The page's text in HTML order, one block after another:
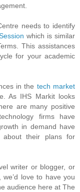
needs to identify
which is similar
This assistances
for your academic
in the tech market
As IHS Markit looks
are many positive
firms have
in demand have
about their plans for
writer or blogger, or
love to have you
audience here at The